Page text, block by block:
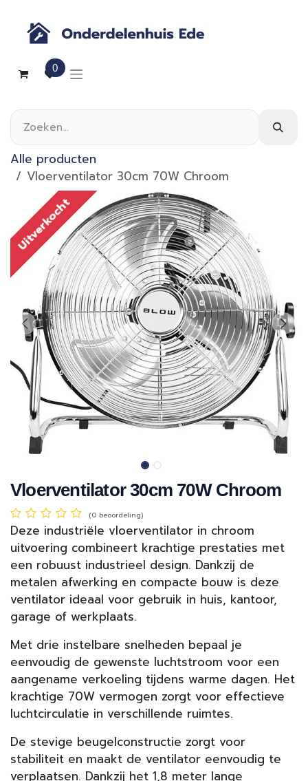
0
Alle producten
Vloerventilator 30cm 70W Chroom
Uitverkocht
Vloerventilator 30cm 70W Chroom
(0 beoordeling)
Deze industriële vloerventilator in chroom
uitvoering combineert krachtige prestaties met
een robuust industrieel design. Dankzij de
metalen afwerking en compacte bouw is deze
ventilator ideaal voor gebruik in huis, kantoor,
garage of werkplaats.
Met drie instelbare snelheden bepaal je
eenvoudig de gewenste luchtstroom voor een
aangename verkoeling tijdens warme dagen. Het
krachtige 70W vermogen zorgt voor effectieve
luchtcirculatie in verschillende ruimtes.
De stevige beugelconstructie zorgt voor
stabiliteit en maakt de ventilator eenvoudig te
verplaatsen. Dankzij het 1,8 meter lange